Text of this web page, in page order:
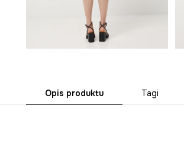
Opis produktu Tagi